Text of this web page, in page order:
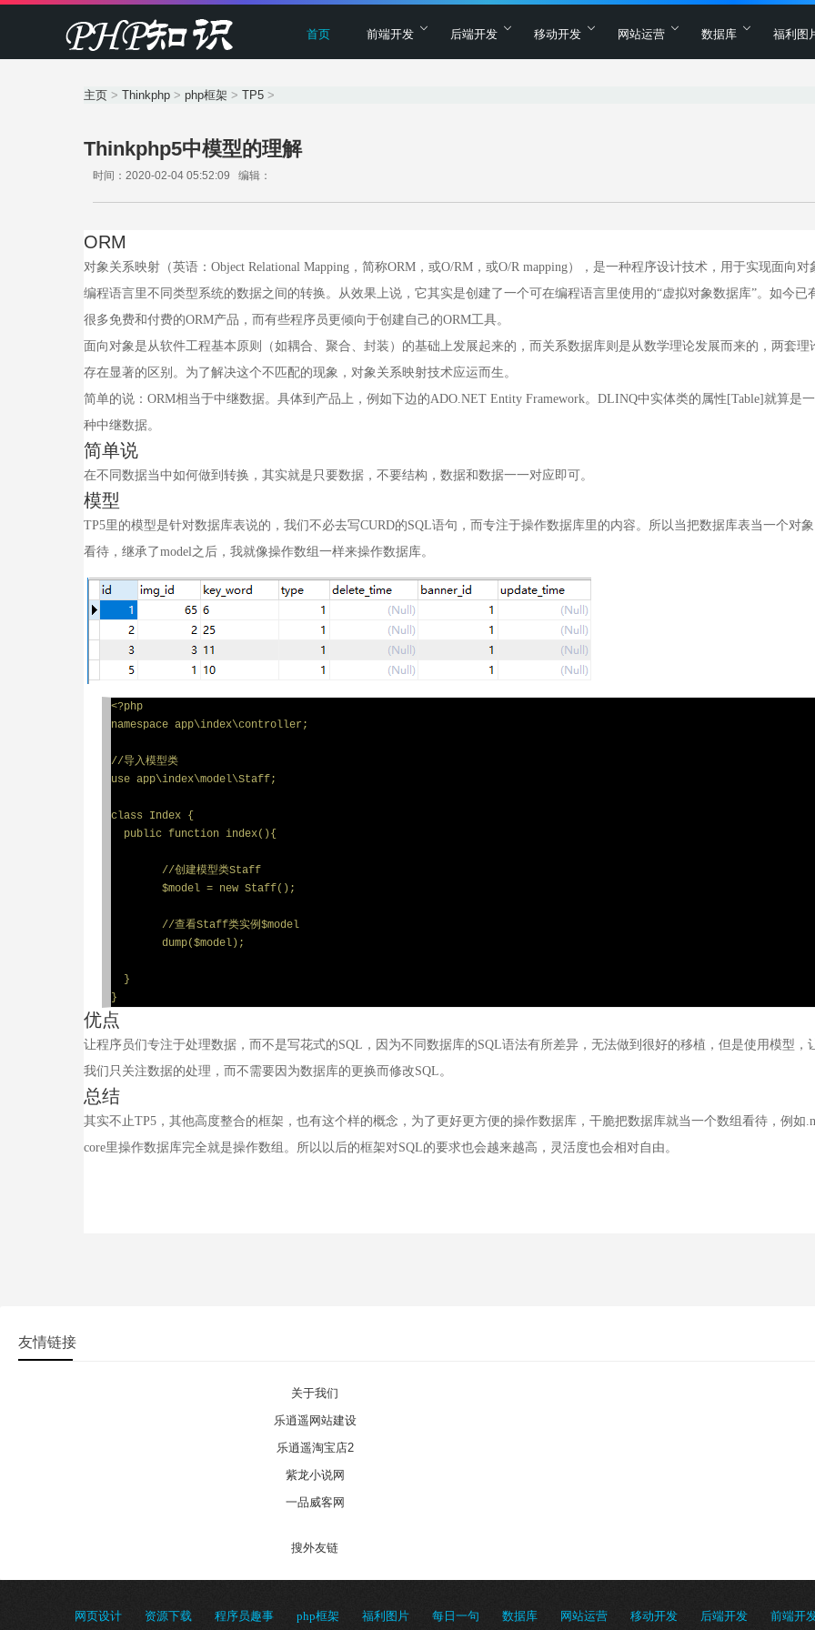
首页 前端开发 后端开发 移动开发 网站运营 数据库 福利图
主页 > Thinkphp > php框架 > TP5 >
Thinkphp5中模型的理解
时间：2020-02-04 05:52:09 编辑：
ORM
对象关系映射（英语：Object Relational Mapping，简称ORM，或O/RM，或O/R mapping），是一种程序设计技术，用于实现面向对
编程语言里不同类型系统的数据之间的转换。从效果上说，它其实是创建了一个可在编程语言里使用的“虚拟对象数据库”。如今已
很多免费和付费的ORM产品，而有些程序员更倾向于创建自己的ORM工具。
面向对象是从软件工程基本原则（如耦合、聚合、封装）的基础上发展起来的，而关系数据库则是从数学理论发展而来的，两套理
存在显著的区别。为了解决这个不匹配的现象，对象关系映射技术应运而生。
简单的说：ORM相当于中继数据。具体到产品上，例如下边的ADO.NET Entity Framework。DLINQ中实体类的属性[Table]就算是一
种中继数据。
简单说
在不同数据当中如何做到转换，其实就是只要数据，不要结构，数据和数据一一对应即可。
模型
TP5里的模型是针对数据库表说的，我们不必去写CURD的SQL语句，而专注于操作数据库里的内容。所以当把数据库表当一个对象
看待，继承了model之后，我就像操作数组一样来操作数据库。
<?php
namespace app\index\controller;
//导入模型类
use app\index\model\Staff;
class Index {
public function index(){
}
}
优点
让程序员们专注于处理数据，而不是写花式的SQL，因为不同数据库的SQL语法有所差异，无法做到很好的移植，但是使用模型，
我们只关注数据的处理，而不需要因为数据库的更换而修改SQL。
总结
其实不止TP5，其他高度整合的框架，也有这个样的概念，为了更好更方便的操作数据库，干脆把数据库就当一个数组看待，例如
core里操作数据库完全就是操作数组。所以以后的框架对SQL的要求也会越来越高，灵活度也会相对自由。
友情链接
关于我们
乐逍遥网站建设
乐逍遥淘宝店2
紫龙小说网
一品威客网
搜外友链
网页设计 资源下载 程序员趣事 php框架 福利图片 每日一句 数据库 网站运营 移动开发 后端开发 前端开